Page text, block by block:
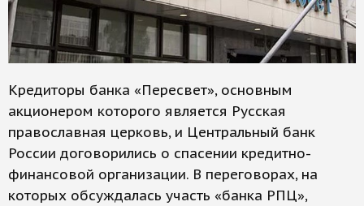
Кредиторы банка «Пересвет», основным
акционером которого является Русская
православная церковь, и Центральный банк
России договорились о спасении кредитно-
финансовой организации. В переговорах, на
которых обсуждалась участь «банка РПЦ»,